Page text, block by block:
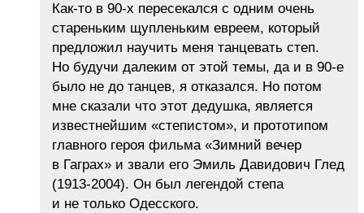
Как-то в 90-х пересекался с одним очень
стареньким щупленьким евреем, который
предложил научить меня танцевать степ.
Но будучи далеким от этой темы, да и в 90-е
было не до танцев, я отказался. Но потом
мне сказали что этот дедушка, является
известнейшим «степистом», и прототипом
главного героя фильма «Зимний вечер
в Гаграх» и звали его Эмиль Давидович Глед
(1913-2004). Он был легендой степа
и не только Одесского.